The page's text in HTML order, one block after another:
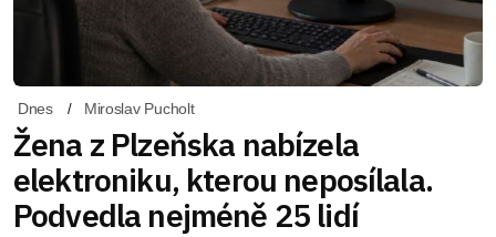
Dnes Miroslav Pucholt
Žena z Plzeňska nabízela
elektroniku, kterou neposílala.
Podvedla nejméně 25 lidí